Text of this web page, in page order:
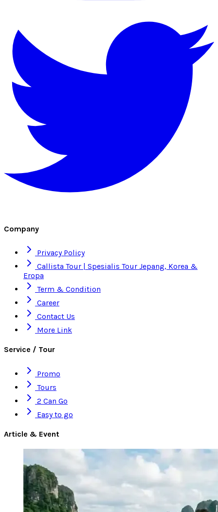
Company
Privacy Policy
Callista Tour | Spesialis Tour Jepang, Korea &
Eropa
Term & Condition
Career
Contact Us
More Link
Service / Tour
Promo
Tours
2 Can Go
Easy to go
Article & Event